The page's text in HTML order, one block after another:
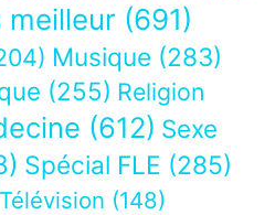
(691)
Musique (283)
(255) Religion
(612) Sexe
Spécial FLE (285)
Télévision (148)